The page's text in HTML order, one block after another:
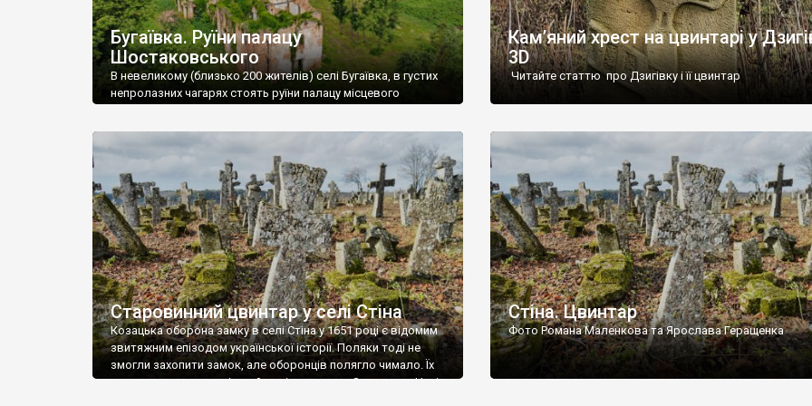
Бугаївка. Руїни палацу
Шостаковського
В невеликому (близько 200 жителів) селі Бугаївка, в густих
непролазних чагарях стоять руїни палацу місцевого
потім клуб, ще пізніше – гуртожиток. У 60-х роках минулого
століття тут розмістили туберкульозну лікарню. Коли із
палацу виїхала лікарня – ми точно не […]
Кам’яний хрест на цвинтарі у
3D
Читайте статтю про Дзигівку і її цвинтар
Старовинний цвинтар у селі Стіна
Козацька оборона замку в селі Стіна у 1651 році є відомим
звитяжним епізодом української історії. Поляки тоді не
змогли захопити замок, але оборонців полягло чимало. Їх
поховали на цвинтарі, який тоді називався Замковим. Нині
Стіна. Цвинтар
Фото Романа Маленкова та Ярослава Геращенка